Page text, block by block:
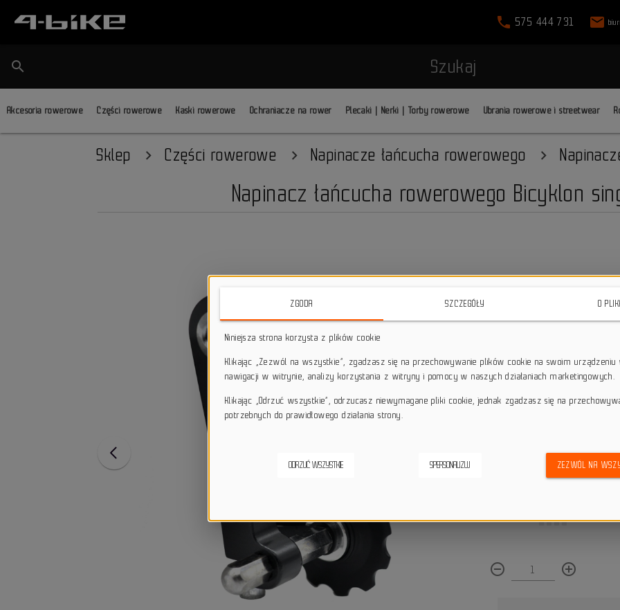
phone 575 444 731 mail
search Szukaj
Akcesoria rowerowe Części rowerowe Kaski rowerowe Ochraniacze na rower Plecaki | Nerki | Torby rowerowe Ubrania rowerowe i streetwear
Sklep Części rowerowe Napinacze łańcucha rowerowego
Napinacz łańcucha rowerowego Bicyklon
konwertujących napęd na
trwałość, a regulowana zębatka
star_border star_border star_border
local_shipping Darmowa dostawa przy
Wygodne płatności
remove_circle_outline add_circle_outline
ZGODA SZCZEGÓŁY O
Niniejsza strona korzysta z plików cookie
Klikając „Zezwól na wszystkie”, zgadzasz się na przechowywanie plików cookie na swoim urządzeniu
nawigacji w witrynie, analizy korzystania z witryny i pomocy w naszych działaniach marketingowych.
Klikając „Odrzuć wszystkie”, odrzucasz niewymagane pliki cookie, jednak zgadzasz się na
potrzebnych do prawidłowego działania strony.
ODRZUĆ WSZYSTKIE SPERSONALIZUJ ZEZWÓL NA